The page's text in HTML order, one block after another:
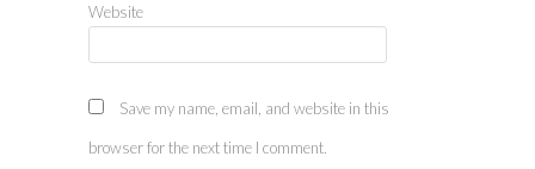
Website
Save my name, email, and website in this
browser for the next time I comment.